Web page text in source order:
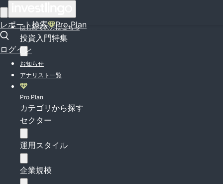
レポート検索 Pro Plan
ログイン
はじめての方はこちら
投資入門特集
お知らせ
アナリスト一覧
Pro Plan
カテゴリから探す
セクター
運用スタイル
企業規模